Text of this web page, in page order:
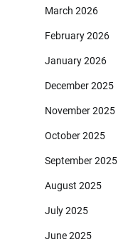
March 2026
February 2026
January 2026
December 2025
November 2025
October 2025
September 2025
August 2025
July 2025
June 2025